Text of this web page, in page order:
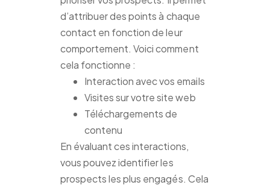
d’attribuer des points à chaque
contact en fonction de leur
comportement. Voici comment
cela fonctionne :
Interaction avec vos emails
Visites sur votre site web
Téléchargements de
contenu
En évaluant ces interactions,
vous pouvez identifier les
prospects les plus engagés. Cela